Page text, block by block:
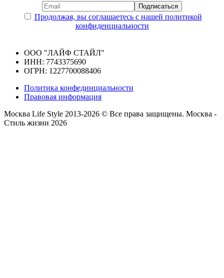
Продолжая, вы соглашаетесь с нашей политикой
конфиденциальности
ООО "ЛАЙФ СТАЙЛ"
ИНН: 7743375690
ОГРН: 1227700088406
Политика конфединциальности
Правовая информация
Москва Life Style 2013-2026 © Все права защищены. Москва -
Стиль жизни 2026